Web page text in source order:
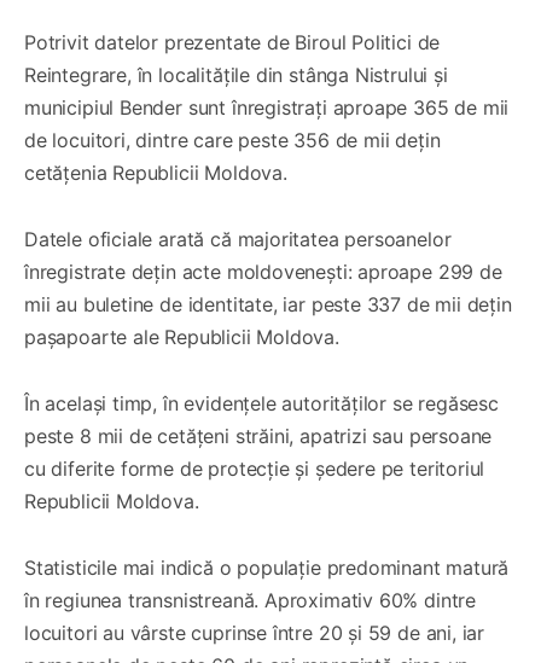
Potrivit datelor prezentate de Biroul Politici de
Reintegrare, în localitățile din stânga Nistrului și
municipiul Bender sunt înregistrați aproape 365 de mii
de locuitori, dintre care peste 356 de mii dețin
cetățenia Republicii Moldova.
Datele oficiale arată că majoritatea persoanelor
înregistrate dețin acte moldovenești: aproape 299 de
mii au buletine de identitate, iar peste 337 de mii dețin
pașapoarte ale Republicii Moldova.
În același timp, în evidențele autorităților se regăsesc
peste 8 mii de cetățeni străini, apatrizi sau persoane
cu diferite forme de protecție și ședere pe teritoriul
Republicii Moldova.
Statisticile mai indică o populație predominant matură
în regiunea transnistreană. Aproximativ 60% dintre
locuitori au vârste cuprinse între 20 și 59 de ani, iar